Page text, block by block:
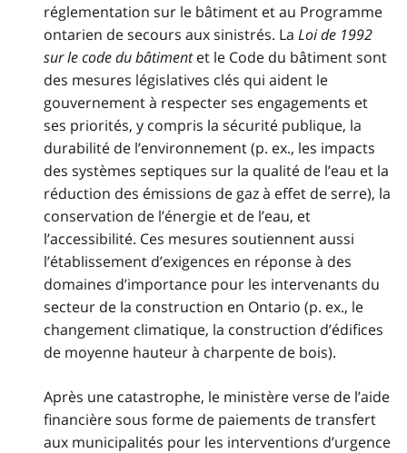
réglementation sur le bâtiment et au Programme
ontarien de secours aux sinistrés. La Loi de 1992
sur le code du bâtimentet le Code du bâtiment sont
des mesures législatives clés qui aident le
gouvernement à respecter ses engagements et
ses priorités, y compris la sécurité publique, la
durabilité de l’environnement (p. ex., les impacts
des systèmes septiques sur la qualité de l’eau et la
réduction des émissions de gaz à effet de serre), la
conservation de l’énergie et de l’eau, et
l’accessibilité. Ces mesures soutiennent aussi
l’établissement d’exigences en réponse à des
domaines d’importance pour les intervenants du
secteur de la construction en Ontario (p. ex., le
changement climatique, la construction d’édifices
de moyenne hauteur à charpente de bois).
Après une catastrophe, le ministère verse de l’aide
financière sous forme de paiements de transfert
aux municipalités pour les interventions d’urgence